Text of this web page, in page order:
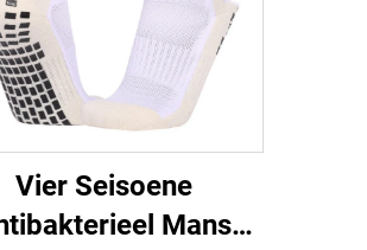
Vier Seisoene
Mans